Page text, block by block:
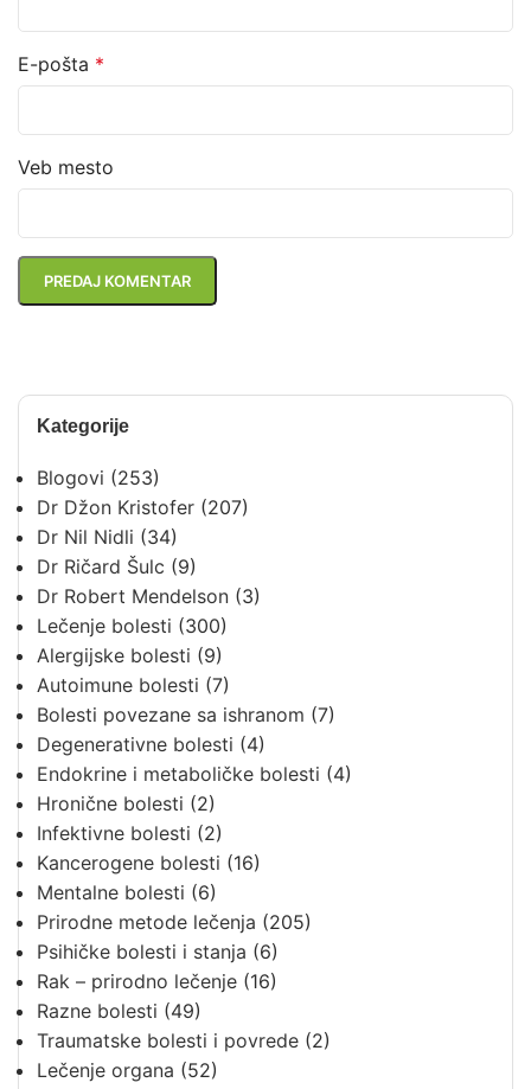
Kategorije
Blogovi (253)
Dr Džon Kristofer (207)
Dr Nil Nidli (34)
Dr Ričard Šulc (9)
Dr Robert Mendelson (3)
Lečenje bolesti (300)
Alergijske bolesti (9)
Autoimune bolesti (7)
Bolesti povezane sa ishranom (7)
Degenerativne bolesti (4)
Endokrine i metaboličke bolesti (4)
Hronične bolesti (2)
Infektivne bolesti (2)
Kancerogene bolesti (16)
Mentalne bolesti (6)
Prirodne metode lečenja (205)
Psihičke bolesti i stanja (6)
Rak – prirodno lečenje (16)
Razne bolesti (49)
Traumatske bolesti i povrede (2)
Lečenje organa (52)
E-pošta *
Veb mesto